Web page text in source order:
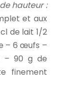
hauteur :
et aux
de lait 1/2
– 6 œufs –
– 90 g de
finement